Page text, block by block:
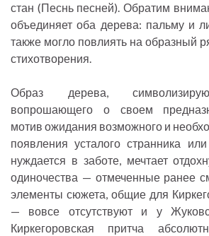
стан (Песнь песней). Обратим
объединяет оба дерева: пальму и
также могло повлиять на образный
стихотворения.
Образ дерева,
вопрошающего о своем
мотив ожидания возможного и
появления усталого странника
нуждается в заботе, мечтает
одиночества — отмеченные ранее
элементы сюжета, общие для
— вовсе отсутствуют и у
Киркегоровская притча